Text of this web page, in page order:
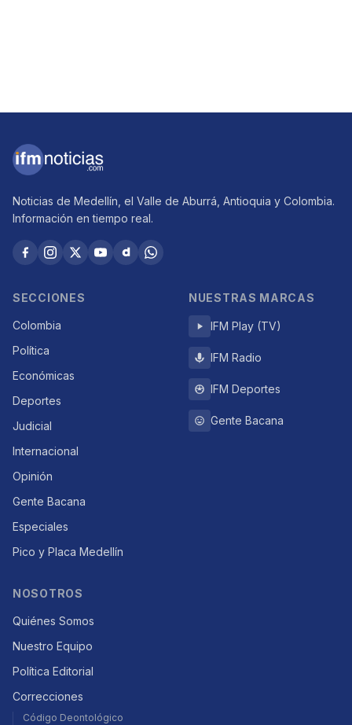
Noticias de Medellín, el Valle de Aburrá, Antioquia y Colombia.
Información en tiempo real.
SECCIONES
Colombia
Política
Económicas
Deportes
Judicial
Internacional
Opinión
Gente Bacana
Especiales
Pico y Placa Medellín
NUESTRAS MARCAS
IFM Play (TV)
IFM Radio
IFM Deportes
Gente Bacana
NOSOTROS
Quiénes Somos
Nuestro Equipo
Política Editorial
Correcciones
Código Deontológico